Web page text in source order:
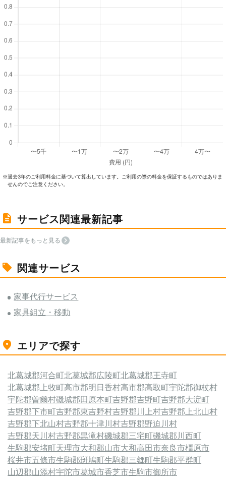
※過去3年のご利⽤料⾦に基づいて算出しています。ご利⽤の際の料⾦を保証するものではありま
せんのでご注意ください。
サービス関連最新記事
最新記事をもっと見る
関連サービス
家事代行サービス
家具組立・移動
エリアで探す
北葛城郡河合町北葛城郡広陵町北葛城郡王寺町
北葛城郡上牧町高市郡明日香村高市郡高取町宇陀郡御杖村
宇陀郡曽爾村磯城郡田原本町吉野郡吉野町吉野郡大淀町
吉野郡下市町吉野郡東吉野村吉野郡川上村吉野郡上北山村
吉野郡下北山村吉野郡十津川村吉野郡野迫川村
吉野郡天川村吉野郡黒滝村磯城郡三宅町磯城郡川西町
生駒郡安堵町天理市大和郡山市大和高田市奈良市橿原市
桜井市五條市生駒郡斑鳩町生駒郡三郷町生駒郡平群町
山辺郡山添村宇陀市葛城市香芝市生駒市御所市